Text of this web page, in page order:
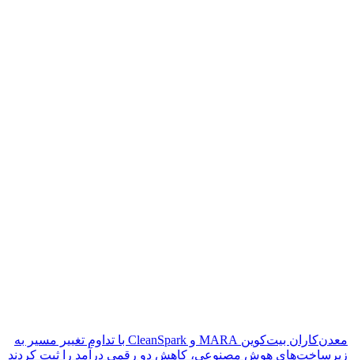
معدن‌کاران بیت‌کوین MARA و CleanSpark با تداوم تغییر مسیر به
زیرساخت‌های هوش مصنوعی، کاهش دو رقمی درآمد را ثبت کردند